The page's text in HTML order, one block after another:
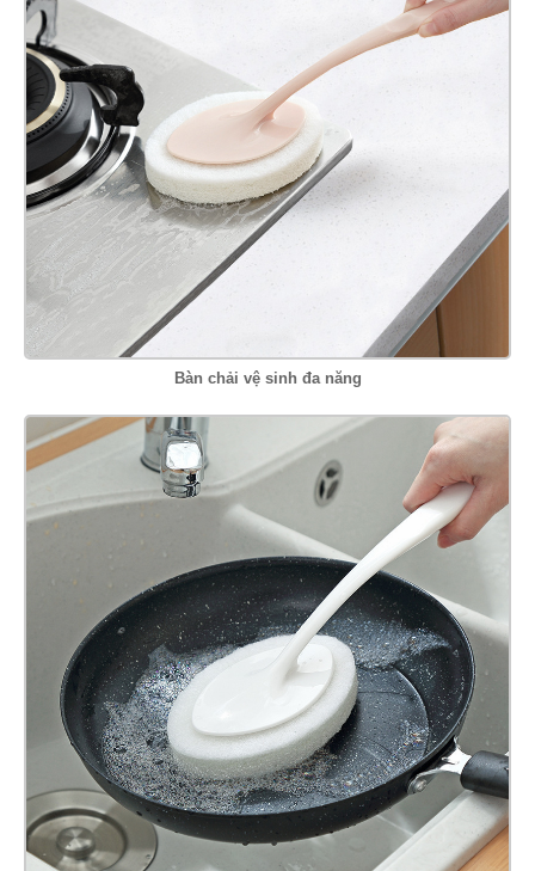
Bàn chải vệ sinh đa năng